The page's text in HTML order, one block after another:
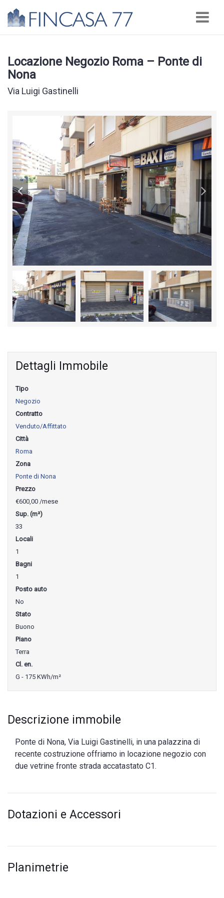
Locazione Negozio Roma – Ponte di
Nona
Via Luigi Gastinelli
Dettagli Immobile
Tipo
Negozio
Contratto
Venduto/Affittato
Città
Roma
Zona
Ponte di Nona
Prezzo
€600,00 /mese
Sup. (m²)
33
Locali
1
Bagni
1
Posto auto
No
Stato
Buono
Piano
Terra
Cl. en.
G - 175 KWh/m²
Descrizione immobile
Ponte di Nona, Via Luigi Gastinelli, in una palazzina di
recente costruzione offriamo in locazione negozio con
due vetrine fronte strada accatastato C1.
Dotazioni e Accessori
Planimetrie